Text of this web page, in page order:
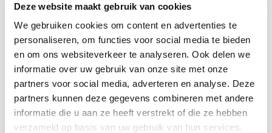
Deze website maakt gebruik van cookies
We gebruiken cookies om content en advertenties te
personaliseren, om functies voor social media te bieden
en om ons websiteverkeer te analyseren. Ook delen we
informatie over uw gebruik van onze site met onze
partners voor social media, adverteren en analyse. Deze
partners kunnen deze gegevens combineren met andere
informatie die u aan ze heeft verstrekt of die ze hebben
verzameld op basis van uw gebruik van hun services.
11 juli 2019